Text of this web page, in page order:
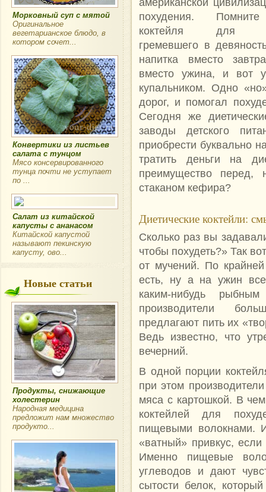
Морковный суп с мятой
Оригинальное
вегетарианское блюдо, в
котором сочет...
Конвертики из листьев
салата с тунцом
Мясо консервированного
тунца почти не уступает
по ...
Салат из китайской
капусты с ананасом
Китайской капустой
называют пекинскую
капусту, ово...
Новые статьи
Продукты, снижающие
холестерин
Народная медицина
предложит нам множество
продукто...
похудения.
коктейля для
гремевшего в
напитка вместо
вместо ужина, и вот
купальником. Одно
дорог, и помогал
Сегодня же
заводы детского
приобрести буквально
тратить деньги на
преимущество перед,
стаканом кефира?
Диетические коктейли:
Сколько раз вы
чтобы похудеть?» Так
от мучений. По
есть, ну а на ужин
каким-нибудь
производители
предлагают пить их
Ведь известно, что
вечерний.
В одной порции
при этом
мяса с картошкой. В
коктейлей для
пищевыми волокнами.
«ватный» привкус,
Именно пищевые
углеводов и дают
сытости белок,